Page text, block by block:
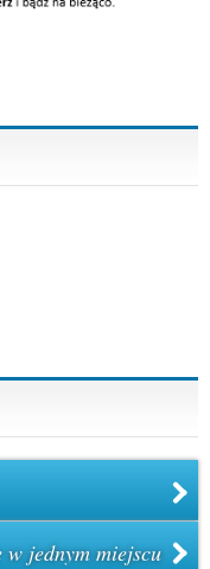
jednym miejscu